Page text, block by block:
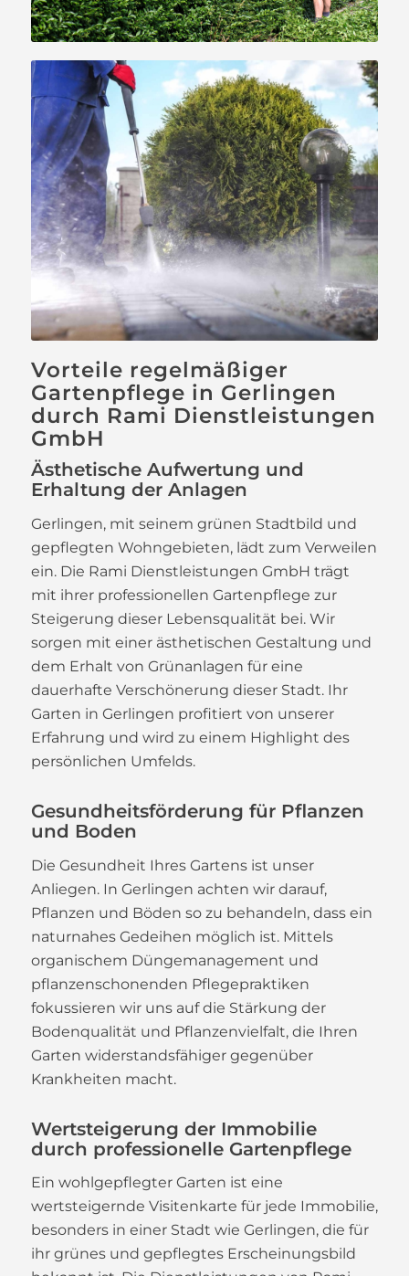
Vorteile regelmäßiger
Gartenpflege in Gerlingen
durch Rami Dienstleistungen
GmbH
Ästhetische Aufwertung und
Erhaltung der Anlagen
Gerlingen, mit seinem grünen Stadtbild und
gepflegten Wohngebieten, lädt zum Verweilen
ein. Die Rami Dienstleistungen GmbH trägt
mit ihrer professionellen Gartenpflege zur
Steigerung dieser Lebensqualität bei. Wir
sorgen mit einer ästhetischen Gestaltung und
dem Erhalt von Grünanlagen für eine
dauerhafte Verschönerung dieser Stadt. Ihr
Garten in Gerlingen profitiert von unserer
Erfahrung und wird zu einem Highlight des
persönlichen Umfelds.
Gesundheitsförderung für Pflanzen
und Boden
Die Gesundheit Ihres Gartens ist unser
Anliegen. In Gerlingen achten wir darauf,
Pflanzen und Böden so zu behandeln, dass ein
naturnahes Gedeihen möglich ist. Mittels
organischem Düngemanagement und
pflanzenschonenden Pflegepraktiken
fokussieren wir uns auf die Stärkung der
Bodenqualität und Pflanzenvielfalt, die Ihren
Garten widerstandsfähiger gegenüber
Krankheiten macht.
Wertsteigerung der Immobilie
durch professionelle Gartenpflege
Ein wohlgepflegter Garten ist eine
wertsteigernde Visitenkarte für jede Immobilie,
besonders in einer Stadt wie Gerlingen, die für
ihr grünes und gepflegtes Erscheinungsbild